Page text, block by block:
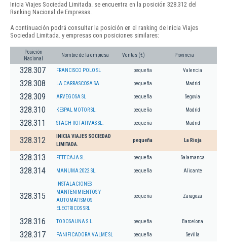
Inicia Viajes Sociedad Limitada. se encuentra en la posición 328.312 del
Ranking Nacional de Empresas.
A continuación podrá consultar la posición en el ranking de Inicia Viajes
Sociedad Limitada. y empresas con posiciones similares:
Posición
Nacional
Nombre de la empresa Ventas (€) Provincia
328.307 FRANCISCO POLO SL pequeña Valencia
328.308 LA CARRASCOSA SA pequeña Madrid
328.309 ARVEGOSA SL pequeña Segovia
328.310 KESPAL MOTOR SL. pequeña Madrid
328.311 STAGH ROTATIVAS SL. pequeña Madrid
328.312
INICIA VIAJES SOCIEDAD
LIMITADA.
pequeña La Rioja
328.313 FETECAJA SL pequeña Salamanca
328.314 MANUMA 2022 SL. pequeña Alicante
328.315
INSTALACIONES
MANTENIMIENTOS Y
AUTOMATISMOS
ELECTRICOS SRL
pequeña Zaragoza
328.316 TODOSAUNA S.L. pequeña Barcelona
328.317 PANIFICADORA VALME SL pequeña Sevilla